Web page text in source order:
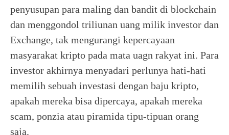
penyusupan para maling dan bandit di blockchain
dan menggondol triliunan uang milik investor dan
Exchange, tak mengurangi kepercayaan
masyarakat kripto pada mata uagn rakyat ini. Para
investor akhirnya menyadari perlunya hati-hati
memilih sebuah investasi dengan baju kripto,
apakah mereka bisa dipercaya, apakah mereka
scam, ponzia atau piramida tipu-tipuan orang
saja.